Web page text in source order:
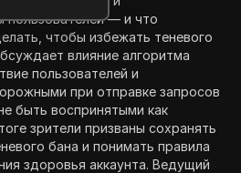
пользователей — и что
чтобы избежать теневого
влияние алгоритма
пользователей и
при отправке запросов
быть воспринятыми как
зрители призваны сохранять
бана и понимать правила
здоровья аккаунта. Ведущий